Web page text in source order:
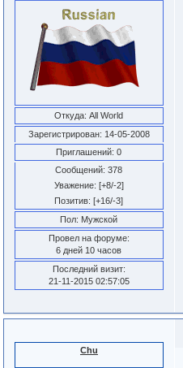
Откуда: All World
Зарегистрирован: 14-05-2008
Приглашений: 0
Сообщений: 378
Уважение: [+8/-2]
Позитив: [+16/-3]
Пол: Мужской
Провел на форуме:
6 дней 10 часов
Последний визит:
21-11-2015 02:57:05
Chu